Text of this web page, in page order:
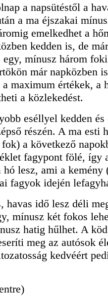
a napsütéstől a
a ma éjszakai
emelkedhet a
kedden is, de
mínusz három
már napközben
maximum értékek, a
a közlekedést.
eséllyel kedden
részén. A ma esti
a következő
fagypont fölé, így
lesz, ami a kemény
fagyok idején
havas idő lesz déli
mínusz két fokos
hatig hűlhet. A
meg az autósok
kedvéért